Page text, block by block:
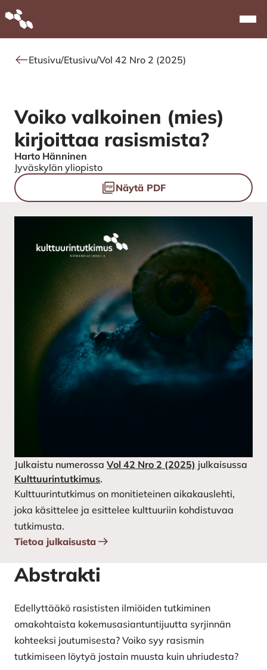
Alkuun
Etusivu/Etusivu/Vol 42 Nro 2 (2025)
Voiko valkoinen (mies)
kirjoittaa rasismista?
Authors
Harto Hänninen
Jyväskylän yliopisto
Tiedostot
Näytä PDF
Julkaistu numerossa Vol 42 Nro 2 (2025) julkaisussa
Kulttuurintutkimus.
Kulttuurintutkimus on monitieteinen aikakauslehti,
joka käsittelee ja esittelee kulttuuriin kohdistuvaa
tutkimusta.
Tietoa julkaisusta
Abstrakti
Edellyttääkö rasististen ilmiöiden tutkiminen
omakohtaista kokemusasiantuntijuutta syrjinnän
kohteeksi joutumisesta? Voiko syy rasismin
tutkimiseen löytyä jostain muusta kuin uhriudesta?